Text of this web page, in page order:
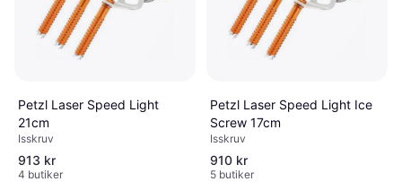
783 kr
6 butiker
Petzl Laser Speed Light
21cm
Isskruv
913 kr
4 butiker
Petzl Laser Speed Light Ice
Screw 17cm
Isskruv
910 kr
5 butiker